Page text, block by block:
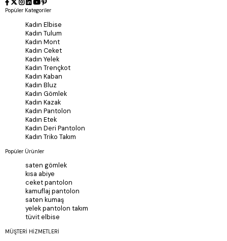
Popüler Kategoriler
Kadın Elbise
Kadın Tulum
Kadın Mont
Kadın Ceket
Kadın Yelek
Kadın Trençkot
Kadın Kaban
Kadın Bluz
Kadın Gömlek
Kadın Kazak
Kadın Pantolon
Kadın Etek
Kadın Deri Pantolon
Kadın Triko Takım
Popüler Ürünler
saten gömlek
kısa abiye
ceket pantolon
kamuflaj pantolon
saten kumaş
yelek pantolon takım
tüvit elbise
MÜŞTERİ HİZMETLERİ